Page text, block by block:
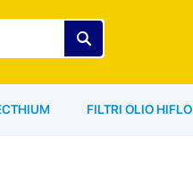
FILTRI OLIO HIFLO